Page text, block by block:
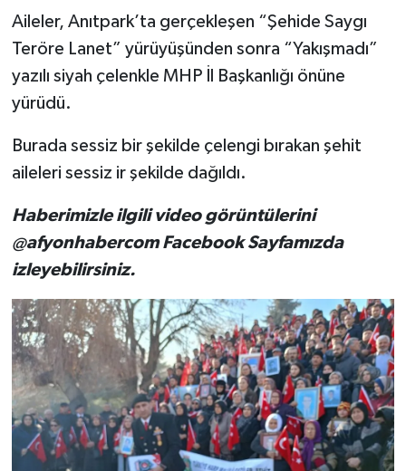
Aileler, Anıtpark’ta gerçekleşen “Şehide Saygı
Teröre Lanet” yürüyüşünden sonra “Yakışmadı”
yazılı siyah çelenkle MHP İl Başkanlığı önüne
yürüdü.
Burada sessiz bir şekilde çelengi bırakan şehit
aileleri sessiz ir şekilde dağıldı.
Haberimizle ilgili video görüntülerini
@afyonhabercom Facebook Sayfamızda
izleyebilirsiniz.